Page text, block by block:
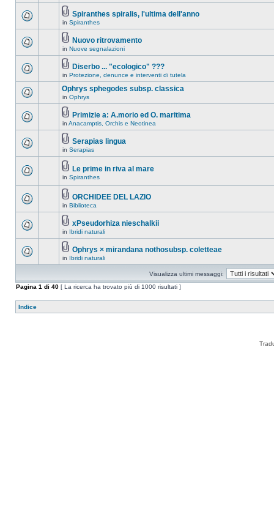
Spiranthes spiralis, l'ultima dell'anno
in Spiranthes
Nuovo ritrovamento
in Nuove segnalazioni
Diserbo ... "ecologico" ???
in Protezione, denunce e interventi di tutela
Ophrys sphegodes subsp. classica
in Ophrys
Primizie a: A.morio ed O. maritima
in Anacamptis, Orchis e Neotinea
Serapias lingua
in Serapias
Le prime in riva al mare
in Spiranthes
ORCHIDEE DEL LAZIO
in Biblioteca
xPseudorhiza nieschalkii
in Ibridi naturali
Ophrys × mirandana nothosubsp. coletteae
in Ibridi naturali
Visualizza ultimi messaggi:
Pagina 1 di 40 [ La ricerca ha trovato più di 1000 risultati ]
Indice